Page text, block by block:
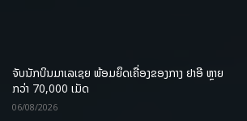
ຈັບນັກບິນມາເລເຊຍ ພ້ອມຍຶດເຄື່ອງຂອງກາງ ຢາອີ ຫຼາຍ
ກວ່າ 70,000 ເມັດ
06/08/2026